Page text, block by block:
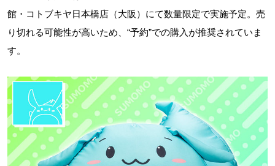
館・コトブキヤ日本橋店（大阪）にて数量限定で実施予定。売
り切れる可能性が高いため、“予約”での購入が推奨されていま
す。